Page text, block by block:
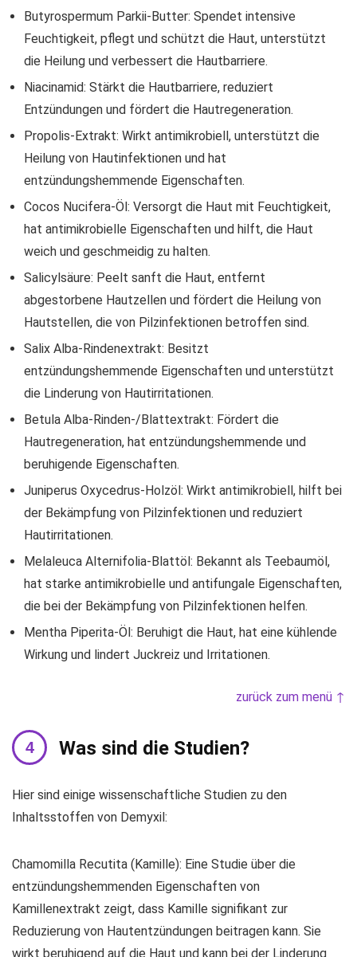
Butyrospermum Parkii-Butter: Spendet intensive
Feuchtigkeit, pflegt und schützt die Haut, unterstützt
die Heilung und verbessert die Hautbarriere.
Niacinamid: Stärkt die Hautbarriere, reduziert
Entzündungen und fördert die Hautregeneration.
Propolis-Extrakt: Wirkt antimikrobiell, unterstützt die
Heilung von Hautinfektionen und hat
entzündungshemmende Eigenschaften.
Cocos Nucifera-Öl: Versorgt die Haut mit Feuchtigkeit,
hat antimikrobielle Eigenschaften und hilft, die Haut
weich und geschmeidig zu halten.
Salicylsäure: Peelt sanft die Haut, entfernt
abgestorbene Hautzellen und fördert die Heilung von
Hautstellen, die von Pilzinfektionen betroffen sind.
Salix Alba-Rindenextrakt: Besitzt
entzündungshemmende Eigenschaften und unterstützt
die Linderung von Hautirritationen.
Betula Alba-Rinden-/Blattextrakt: Fördert die
Hautregeneration, hat entzündungshemmende und
beruhigende Eigenschaften.
Juniperus Oxycedrus-Holzöl: Wirkt antimikrobiell, hilft bei
der Bekämpfung von Pilzinfektionen und reduziert
Hautirritationen.
Melaleuca Alternifolia-Blattöl: Bekannt als Teebaumöl,
hat starke antimikrobielle und antifungale Eigenschaften,
die bei der Bekämpfung von Pilzinfektionen helfen.
Mentha Piperita-Öl: Beruhigt die Haut, hat eine kühlende
Wirkung und lindert Juckreiz und Irritationen.
zurück zum menü ↑
Was sind die Studien?
Hier sind einige wissenschaftliche Studien zu den
Inhaltsstoffen von Demyxil:
Chamomilla Recutita (Kamille): Eine Studie über die
entzündungshemmenden Eigenschaften von
Kamillenextrakt zeigt, dass Kamille signifikant zur
Reduzierung von Hautentzündungen beitragen kann. Sie
wirkt beruhigend auf die Haut und kann bei der Linderung